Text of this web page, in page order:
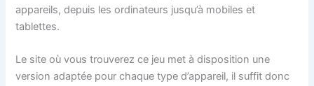
appareils, depuis les ordinateurs jusqu’à mobiles et
tablettes.
Le site où vous trouverez ce jeu met à disposition une
version adaptée pour chaque type d’appareil, il suffit donc